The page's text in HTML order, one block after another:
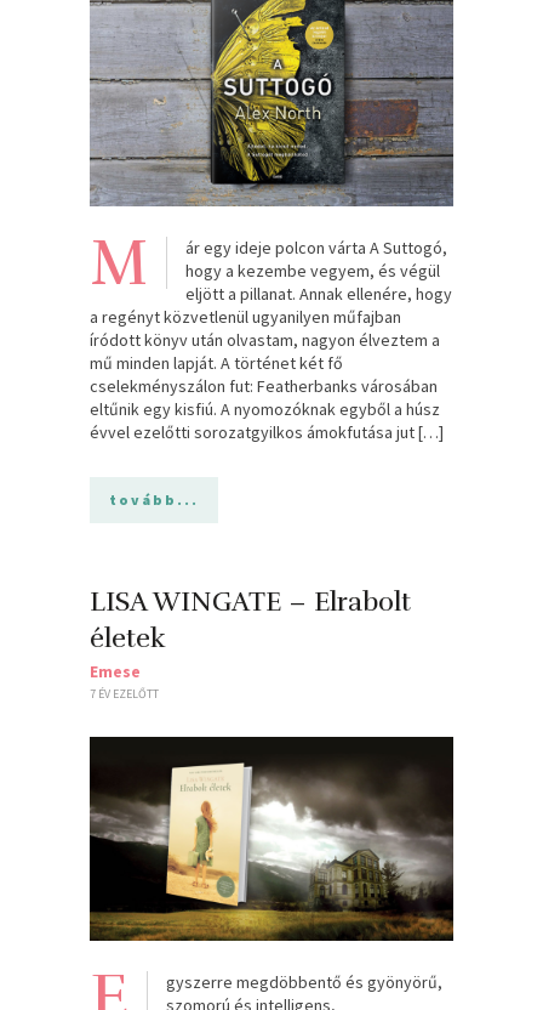
M
ár egy ideje polcon várta A Suttogó,
hogy a kezembe vegyem, és végül
eljött a pillanat. Annak ellenére, hogy
a regényt közvetlenül ugyanilyen műfajban
íródott könyv után olvastam, nagyon élveztem a
mű minden lapját. A történet két fő
cselekményszálon fut: Featherbanks városában
eltűnik egy kisfiú. A nyomozóknak egyből a húsz
évvel ezelőtti sorozatgyilkos ámokfutása jut […]
tovább...
LISA WINGATE – Elrabolt
életek
Emese
7 ÉV EZELŐTT
gyszerre megdöbbentő és gyönyörű,